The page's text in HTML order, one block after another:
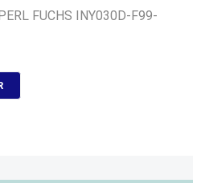
FUCHS INY030D-F99-